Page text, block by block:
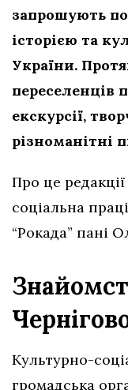
запрошують
історією та
України.
переселенців
екскурсії,
різноманітні
Про це
соціальна
“Рокада” пані
Культурно-
громадська